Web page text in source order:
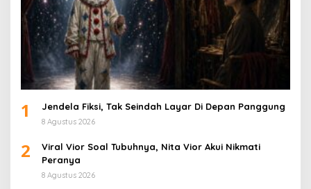
1 Jendela Fiksi, Tak Seindah Layar Di Depan Panggung
8 Agustus 2026
2
Viral Vior Soal Tubuhnya, Nita Vior Akui Nikmati
Peranya
8 Agustus 2026